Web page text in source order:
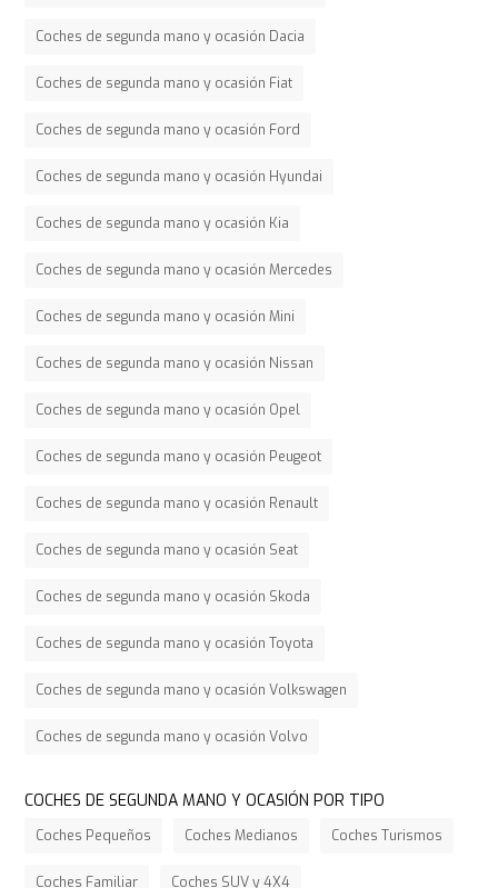
Coches de segunda mano y ocasión Dacia
Coches de segunda mano y ocasión Fiat
Coches de segunda mano y ocasión Ford
Coches de segunda mano y ocasión Hyundai
Coches de segunda mano y ocasión Kia
Coches de segunda mano y ocasión Mercedes
Coches de segunda mano y ocasión Mini
Coches de segunda mano y ocasión Nissan
Coches de segunda mano y ocasión Opel
Coches de segunda mano y ocasión Peugeot
Coches de segunda mano y ocasión Renault
Coches de segunda mano y ocasión Seat
Coches de segunda mano y ocasión Skoda
Coches de segunda mano y ocasión Toyota
Coches de segunda mano y ocasión Volkswagen
Coches de segunda mano y ocasión Volvo
COCHES DE SEGUNDA MANO Y OCASIÓN POR TIPO
Coches Pequeños Coches Medianos Coches Turismos
Coches Familiar Coches SUV y 4X4